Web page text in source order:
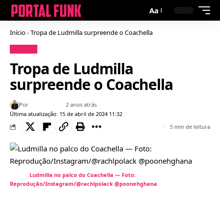
Aa
Início-Tropa de Ludmilla surpreende o Coachella
Tropa de Ludmilla
surpreende o Coachella
Última atualização: 15 de abril de 2024 11:32
Por 2 anos atrás
5 min de leitura
Ludmilla no palco do Coachella — Foto:
Reprodução/Instagram/@rachlpolack @poonehghana